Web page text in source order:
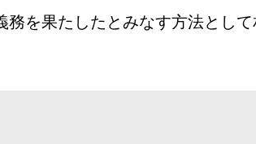
を果たしたとみなす方法として